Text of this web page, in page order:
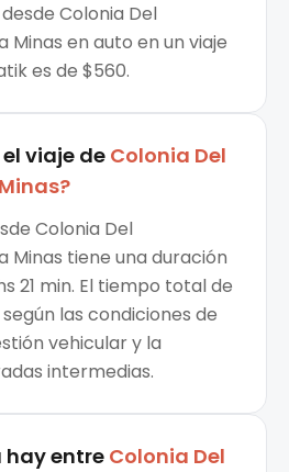
Colonia Del
en auto en un viaje
es de $560.
viaje de Colonia Del
Minas?
Colonia Del
Minas tiene una duración
21 min. El tiempo total de
las condiciones de
vehicular y la
intermedias.
hay entreColonia Del